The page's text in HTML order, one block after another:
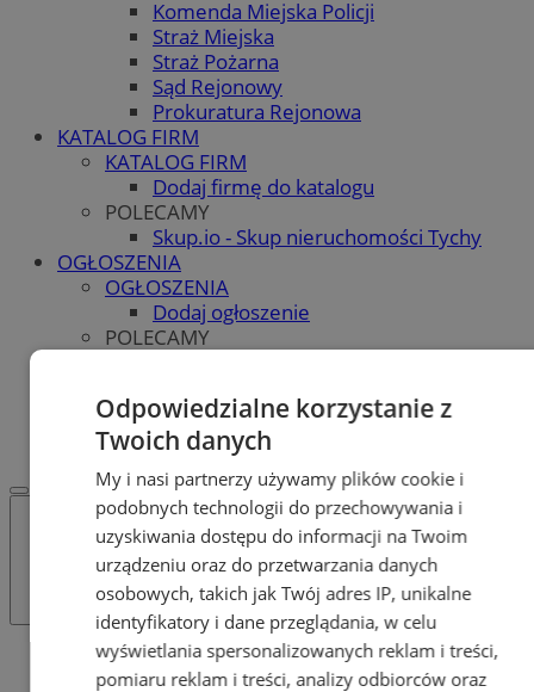
Komenda Miejska Policji
Straż Miejska
Straż Pożarna
Sąd Rejonowy
Prokuratura Rejonowa
KATALOG FIRM
KATALOG FIRM
Dodaj firmę do katalogu
POLECAMY
Skup.io - Skup nieruchomości Tychy
OGŁOSZENIA
OGŁOSZENIA
Dodaj ogłoszenie
POLECAMY
REKLAMA
WSPÓŁPRACA
Tag: IX Ogólnopolski Konkurs
Odpowiedzialne korzystanie z
Twoich danych
My i nasi partnerzy używamy plików cookie i
podobnych technologii do przechowywania i
uzyskiwania dostępu do informacji na Twoim
urządzeniu oraz do przetwarzania danych
osobowych, takich jak Twój adres IP, unikalne
identyfikatory i dane przeglądania, w celu
wyświetlania spersonalizowanych reklam i treści,
pomiaru reklam i treści, analizy odbiorców oraz